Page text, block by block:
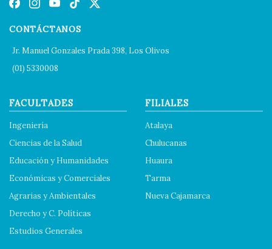
CONTÁCTANOS
Jr. Manuel Gonzales Prada 398, Los Olivos
(01) 5330008
FACULTADES
Ingeniería
Ciencias de la Salud
Educación y Humanidades
Económicas y Comerciales
Agrarias y Ambientales
Derecho y C. Políticas
Estudios Generales
FILIALES
Atalaya
Chulucanas
Huaura
Tarma
Nueva Cajamarca